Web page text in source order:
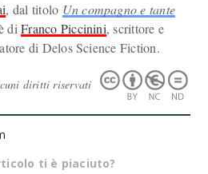
, dal titolo Un compagno e tante
diFranco Piccinini, scrittore e
di Delos Science Fiction.
diritti riservati
ti è piaciuto?